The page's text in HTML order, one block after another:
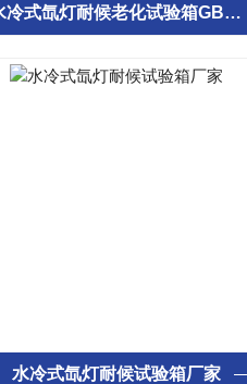
水冷式氙灯耐候老化试验箱GB/T 12831
水冷式氙灯耐候试验箱厂家